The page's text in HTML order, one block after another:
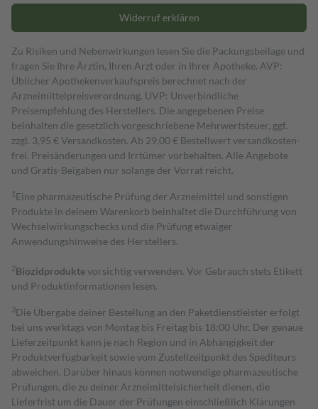
Widerruf erklären
Zu Risiken und Nebenwirkungen lesen Sie die Packungsbeilage und
fragen Sie Ihre Ärztin, Ihren Arzt oder in Ihrer Apotheke. AVP:
Üblicher Apothekenverkaufspreis berechnet nach der
Arzneimittelpreisverordnung. UVP: Unverbindliche
Preisempfehlung des Herstellers. Die angegebenen Preise
beinhalten die gesetzlich vorgeschriebene Mehrwertsteuer, ggf.
zzgl. 3,95 € Versandkosten. Ab 29,00 € Bestell­wert versand­kosten­
frei. Preisänderungen und Irrtümer vorbehalten. Alle Angebote
und Gratis-Beigaben nur solange der Vorrat reicht.
1 Eine pharmazeutische Prüfung der Arzneimittel und sonstigen
Produkte in deinem Warenkorb beinhaltet die Durchführung von
Wechselwirkungschecks und die Prüfung etwaiger
Anwendungshinweise des Herstellers.
2Biozidproduktevorsichtig verwenden. Vor Gebrauch stets Etikett
und Produktinformationen lesen.
3Die Übergabe deiner Bestellung an den Paketdienstleister erfolgt
bei uns werktags von Montag bis Freitag bis 18:00 Uhr. Der genaue
Lieferzeitpunkt kann je nach Region und in Abhängigkeit der
Produktverfügbarkeit sowie vom Zustellzeitpunkt des Spediteurs
abweichen. Darüber hinaus können notwendige pharmazeutische
Prüfungen, die zu deiner Arzneimittelsicherheit dienen, die
Lieferfrist um die Dauer der Prüfungen einschließlich Klärungen